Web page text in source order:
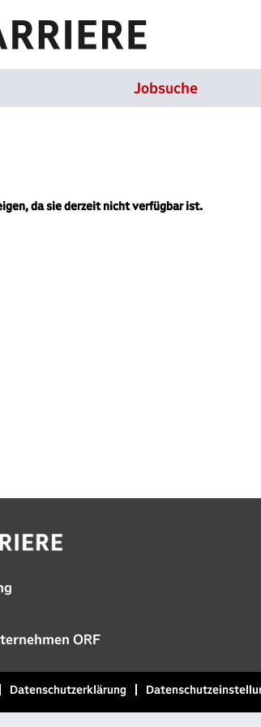
Jobsuche
da sie derzeit nicht verfügbar ist.
ORF
Datenschutzerklärung